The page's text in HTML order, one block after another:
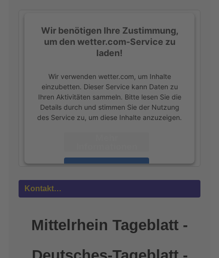
Wir benötigen Ihre Zustimmung,
um den wetter.com-Service zu
laden!
Wir verwenden wetter.com, um Inhalte
einzubetten. Dieser Service kann Daten zu
Ihren Aktivitäten sammeln. Bitte lesen Sie die
Details durch und stimmen Sie der Nutzung
des Service zu, um diese Inhalte anzuzeigen.
Akzeptieren
Kontakt…
Mittelrhein Tageblatt -